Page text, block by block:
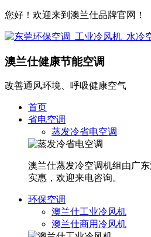
您好！欢迎来到澳兰仕品牌官网！
澳兰仕健康节能空调
改善通风环境、呼吸健康空气
首页
省电空调
蒸发冷省电空调
澳兰仕蒸发冷空调机组由广
实惠，欢迎来电咨询。
环保空调
澳兰仕工业冷风机
澳兰仕商用冷风机